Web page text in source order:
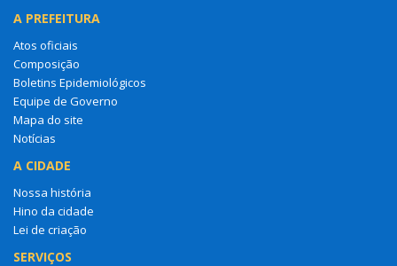
A PREFEITURA
Atos oficiais
Composição
Boletins Epidemiológicos
Equipe de Governo
Mapa do site
Notícias
A CIDADE
Nossa história
Hino da cidade
Lei de criação
SERVIÇOS